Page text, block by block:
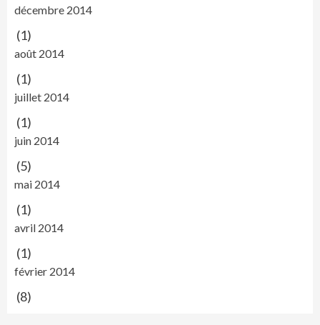
décembre 2014
(1)
août 2014
(1)
juillet 2014
(1)
juin 2014
(5)
mai 2014
(1)
avril 2014
(1)
février 2014
(8)